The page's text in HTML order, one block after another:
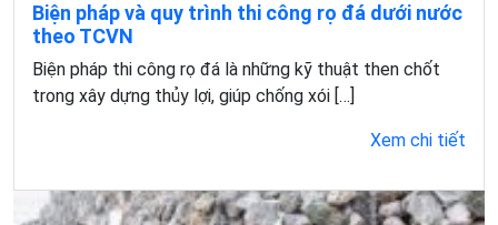
Biện pháp và quy trình thi công rọ đá dưới nước
theo TCVN
Biện pháp thi công rọ đá là những kỹ thuật then chốt
trong xây dựng thủy lợi, giúp chống xói […]
Xem chi tiết